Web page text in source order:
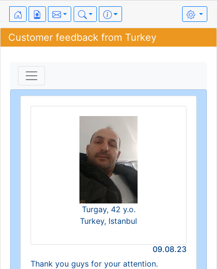
Customer feedback from Turkey
Turgay, 42 y.o.
Turkey, Istanbul
09.08.23
Thank you guys for your attention.